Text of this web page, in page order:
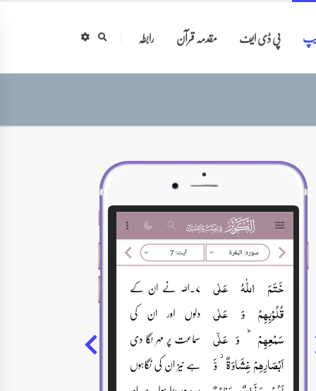
پی ڈی ایف مقدمہ قرآن رابطہ